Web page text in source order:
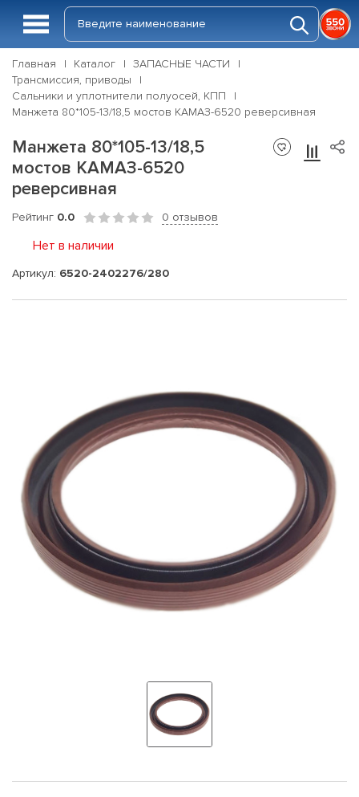
Главная Каталог
ЗАПАСНЫЕ ЧАСТИ
Трансмиссия, приводы
Сальники и уплотнители полуосей, КПП
Манжета 80*105-13/18,5 мостов КАМАЗ-6520 реверсивная
Манжета 80*105-13/18,5
мостов КАМАЗ-6520
реверсивная
Рейтинг 0.0 0 отзывов
Нет в наличии
Артикул: 6520-2402276/280